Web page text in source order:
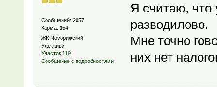
Сообщений: 2057
Карма: 154
ЖК Novoрижский
Уже живу
Участок 119
Сообщение с подробностями
Я считаю, что
разводилово.
Мне точно
них нет